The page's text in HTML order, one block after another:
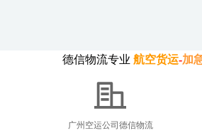
广州空运公司德信物流
德信物流专业 航空货运-加